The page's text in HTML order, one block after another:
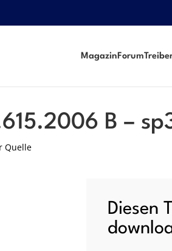
Magazin Forum
B –
Quelle
Diesen